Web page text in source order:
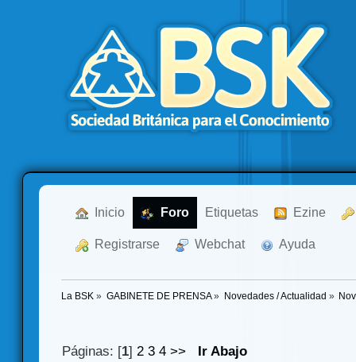
Inicio Foro Etiquetas Ezine
Registrarse Webchat Ayuda
La BSK » GABINETE DE PRENSA» Novedades / Actualidad »
Páginas: [1]2 3 4 >> Ir Abajo